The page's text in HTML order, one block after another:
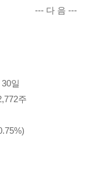
--- 다 음 ---
일
주